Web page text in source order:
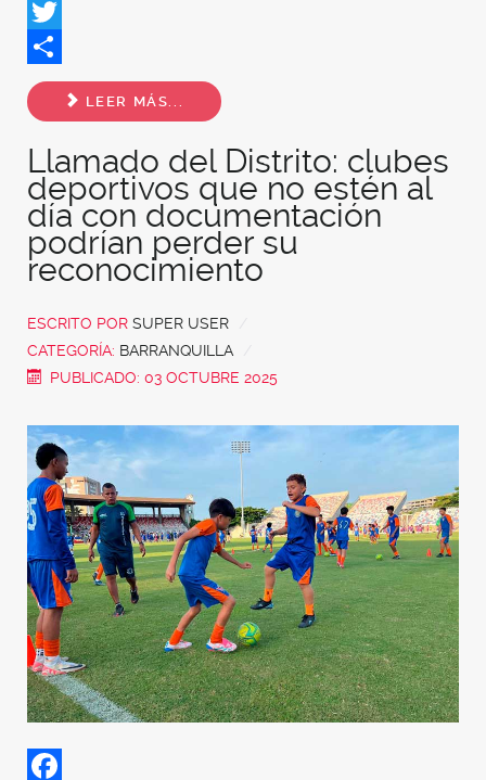
Facebook
Twitter
Share
LEER MÁS...
Llamado del Distrito: clubes
deportivos que no estén al
día con documentación
podrían perder su
reconocimiento
ESCRITO POR SUPER USER
CATEGORÍA: BARRANQUILLA
PUBLICADO: 03 OCTUBRE 2025